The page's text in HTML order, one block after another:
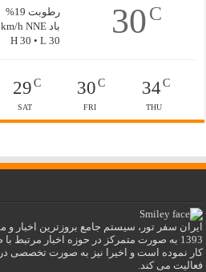
30C
رطوبت 19%
باد 3km/h NNE
H 30 • L 30
34C
THU
30 C
FRI
29C
SAT
ایران سفر تور، سیستم جامع بروزترین اخبار
1393 به صورت متمرکز در حوزه اخبار
کار نموده است و اخیرا نیز به صورت تخصصی در
فعالیت می کند.